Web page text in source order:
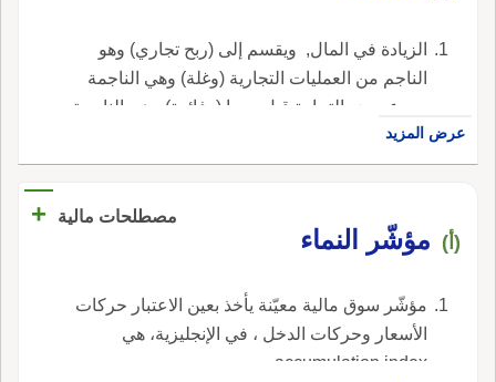
الزيادة في المال‏, ‏ ويقسم إلى ‏(‏ربح تجاري‏)‏ وهو
الناجم من العمليات التجارية ‏(‏وغلة‏)‏ وهي الناجمة
من عروض التجارة قبل بيعها ‏(‏وفائدة‏)‏ وهي الناجمة
من عروض القنية المرصدة للاستخدام‏.‏.عرض المزيد
مصطلحات مالية +
(أ) مؤشّر النماء
مؤشّر سوق مالية معيّنة يأخذ بعين الاعتبار حركات
الأسعار وحركات الدخل ، في الإنجليزية، هي
accumulation index.